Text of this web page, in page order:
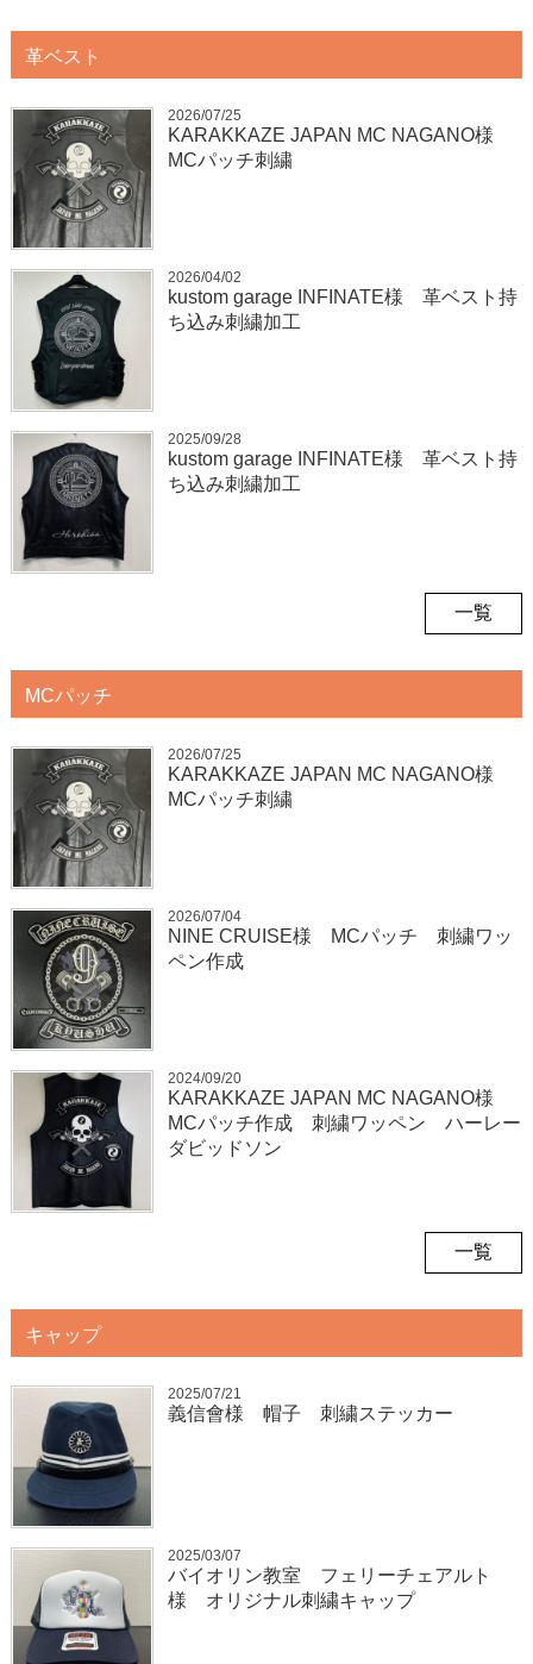
革ベスト
2026/07/25
KARAKKAZE JAPAN MC NAGANO様
MCパッチ刺繍
2026/04/02
kustom garage INFINATE様 革ベスト持
ち込み刺繍加工
2025/09/28
kustom garage INFINATE様 革ベスト持
ち込み刺繍加工
一覧
MCパッチ
2026/07/25
KARAKKAZE JAPAN MC NAGANO様
MCパッチ刺繍
2026/07/04
NINE CRUISE様 MCパッチ 刺繍ワッ
ペン作成
2024/09/20
KARAKKAZE JAPAN MC NAGANO様
MCパッチ作成 刺繍ワッペン ハーレー
ダビッドソン
一覧
キャップ
2025/07/21
義信會様 帽子 刺繍ステッカー
2025/03/07
バイオリン教室 フェリーチェアルト
様 オリジナル刺繍キャップ